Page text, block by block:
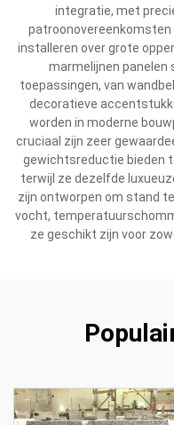
integratie, met
installeren over grote
marmelijnen
toepassingen, van
decoratieve
worden in moderne
cruciaal zijn zeer
gewichtsreductie bieden
terwijl ze dezelfde
zijn ontworpen om stand
vocht,
ze geschikt zijn voor